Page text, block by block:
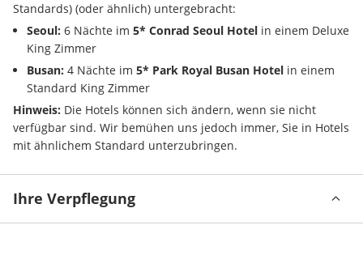
Standards) (oder ähnlich) untergebracht:
Seoul: 6 Nächte im 5* Conrad Seoul Hotel in einem Deluxe
King Zimmer
Busan: 4 Nächte im 5* Park Royal Busan Hotel in einem
Standard King Zimmer
Hinweis: Die Hotels können sich ändern, wenn sie nicht
verfügbar sind. Wir bemühen uns jedoch immer, Sie in Hotels
mit ähnlichem Standard unterzubringen.
Ihre Verpflegung